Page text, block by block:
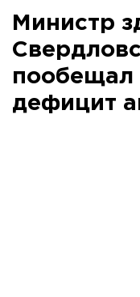
Министр
пообещал
дефицит